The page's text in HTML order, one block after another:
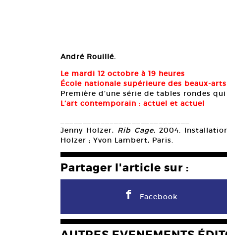
André Rouillé.
Le mardi 12 octobre à 19 heures
École nationale supérieure des beaux-
Première d’une série de tables rondes
L’art contemporain : actuel et actuel
Jenny Holzer, Rib Cage, 2004.
Holzer ; Yvon Lambert, Paris.
Partager l'article sur :
F Facebook